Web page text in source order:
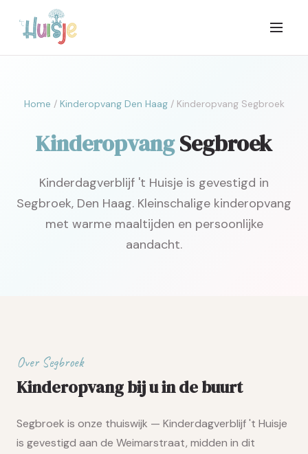
Home / Kinderopvang Den Haag/ Kinderopvang Segbroek
KinderopvangSegbroek
Kinderdagverblijf 't Huisje is gevestigd in
Segbroek, Den Haag. Kleinschalige kinderopvang
met warme maaltijden en persoonlijke
aandacht.
Over Segbroek
Kinderopvang bij u in de buurt
Segbroek is onze thuiswijk — Kinderdagverblijf 't Huisje
is gevestigd aan de Weimarstraat, midden in dit